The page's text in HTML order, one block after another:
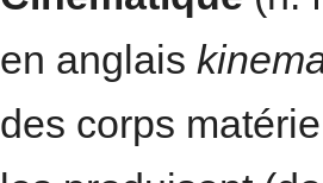
en anglais
des corps